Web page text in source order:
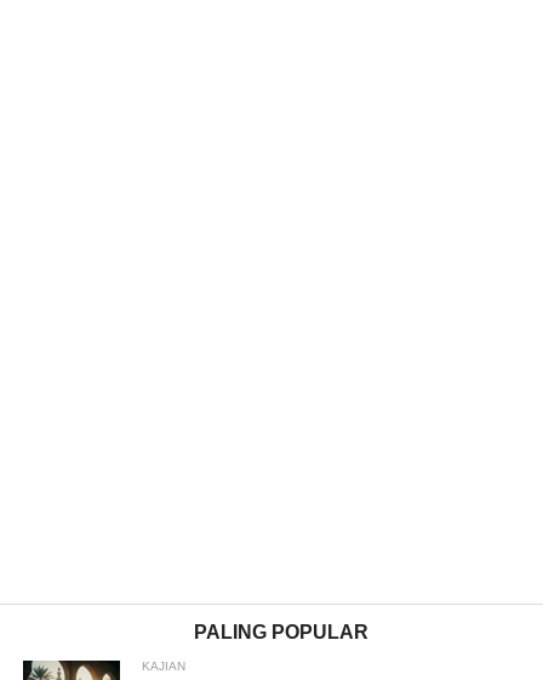
PALING POPULAR
KAJIAN